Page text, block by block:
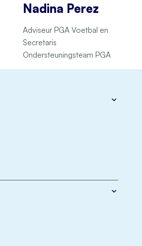
Nadina Perez
Adviseur PGA Voetbal en
Secretaris
Ondersteuningsteam PGA